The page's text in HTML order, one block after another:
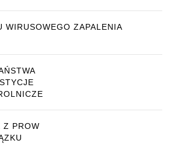
WIRUSOWEGO ZAPALENIA
Z PROW